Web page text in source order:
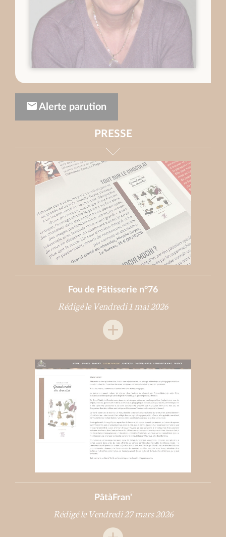
Alerte parution
PRESSE
Fou de Pâtisserie n°76
Rédigé le Vendredi 1 mai 2026
PâtàFran'
Rédigé le Vendredi 27 mars 2026